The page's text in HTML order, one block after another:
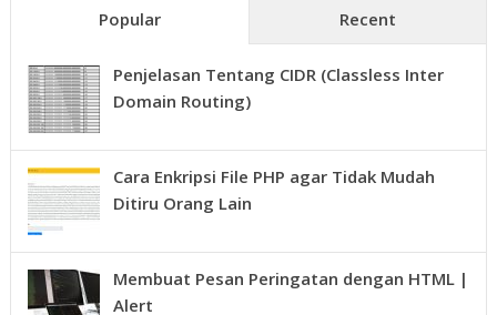
Popular Recent
Penjelasan Tentang CIDR (Classless Inter
Domain Routing)
Cara Enkripsi File PHP agar Tidak Mudah
Ditiru Orang Lain
Membuat Pesan Peringatan dengan HTML |
Alert